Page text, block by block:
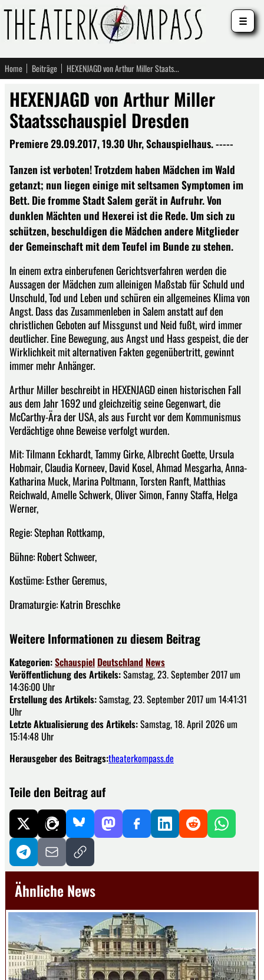
Home Beiträge HEXENJAGD von Arthur Miller Staatsschauspiel Dresden
HEXENJAGD von Arthur Miller
Staatsschauspiel Dresden
Premiere 29.09.2017, 19.30 Uhr, Schauspielhaus. -----
Tanzen ist verboten! Trotzdem haben Mädchen im Wald
getanzt; nun liegen einige mit seltsamen Symptomen im
Bett. Die fromme Stadt Salem gerät in Aufruhr. Von
dunklen Mächten und Hexerei ist die Rede. Um sich zu
schützen, beschuldigen die Mädchen andere Mitglieder
der Gemeinschaft mit dem Teufel im Bunde zu stehen.
In einem extra ein­berufenen Gerichtsverfahren werden die
Aussagen der Mädchen zum alleinigen Maßstab für Schuld und
Unschuld, Tod und Leben und schüren ein allgemeines Klima von
Angst. Dass das Zusammenleben in Salem anstatt auf den
christlichen Geboten auf Missgunst und Neid fußt, wird immer
deutlicher. Eine Bewegung, aus Angst und Hass gespeist, die der
Wirklichkeit mit alternativen Fakten gegenübertritt, gewinnt
immer mehr Anhänger.
Arthur Miller beschreibt in HEXENJAGD einen historischen Fall
aus dem Jahr 1692 und gleichzeitig seine Gegenwart, die
McCarthy-Ära der USA, als aus Furcht vor dem Kommunismus
Verdächtige ohne Beweise verfolgt wurden.
Mit: Tilmann Eckhardt, Tammy Girke, Albrecht Goette, Ursula
Hobmair, Claudia Korneev, David Kosel, Ahmad Mesgarha, Anna-
Katharina Muck, Marina Poltmann, Torsten Ranft, Matthias
Reichwald, Amelle Schwerk, Oliver Simon, Fanny Staffa, Helga
Werner,
Regie: Stephan Rottkamp,
Bühne: Robert Schweer,
Kostüme: Esther Geremus,
Dramaturgie: Katrin Breschke
Weitere Informationen zu diesem Beitrag
Kategorien:Schauspiel Deutschland News
Veröffentlichung des Artikels:Samstag, 23. September 2017 um
14:36:00 Uhr
Erstellung des Artikels:Samstag, 23. September 2017 um 14:41:31
Uhr
Letzte Aktualisierung des Artikels:Samstag, 18. April 2026 um
15:14:48 Uhr
Herausgeber des Beitrags:theaterkompass.de
Teile den Beitrag auf
Ähnliche News
☰